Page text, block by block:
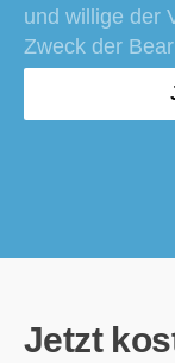
und willige der
Zweck der
Jetzt